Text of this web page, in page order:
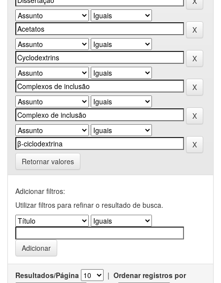
Retornar valores
Adicionar filtros:
Utilizar filtros para refinar o resultado de busca.
Resultados/Página | Ordenar registros por